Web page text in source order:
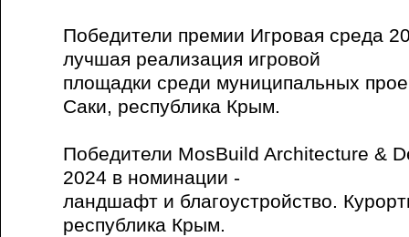
Победители премии Игровая среда
лучшая реализация игровой
площадки среди муниципальных
Саки, республика Крым.
Победители MosBuild Architecture &
2024 в номинации -
ландшафт и благоустройство.
республика Крым.